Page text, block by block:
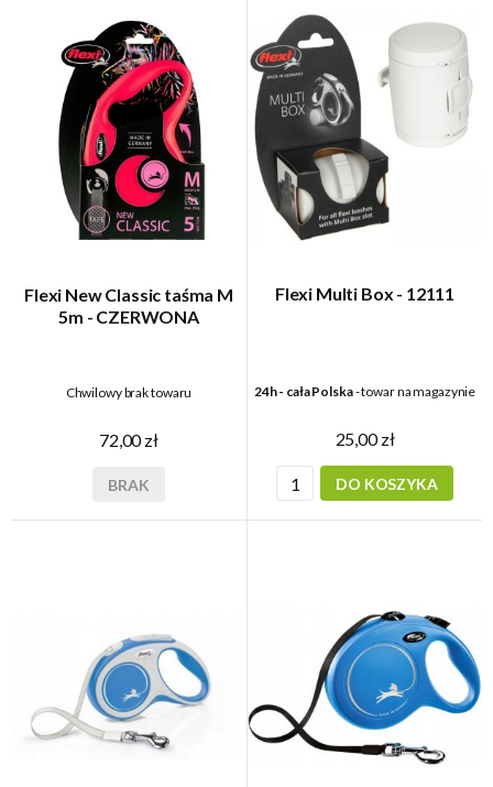
Flexi New Classic taśma M
5m - CZERWONA
Chwilowy brak towaru
72,00 zł
BRAK
Flexi Multi Box - 12111
24h - cała Polska- towar na magazynie
25,00 zł
DO KOSZYKA